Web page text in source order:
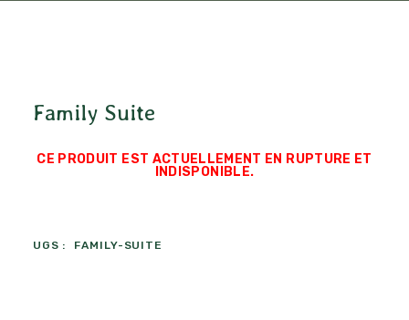
Family Suite
CE PRODUIT EST ACTUELLEMENT EN RUPTURE ET
INDISPONIBLE.
UGS : FAMILY-SUITE